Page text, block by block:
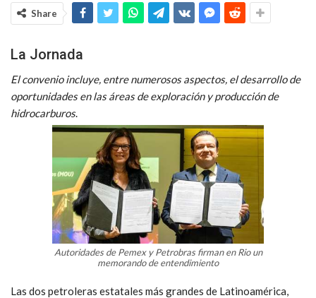
Share
La Jornada
El convenio incluye, entre numerosos aspectos, el desarrollo de
oportunidades en las áreas de exploración y producción de
hidrocarburos.
Autoridades de Pemex y Petrobras firman en Rio un
memorando de entendimiento
Las dos petroleras estatales más grandes de Latinoamérica,